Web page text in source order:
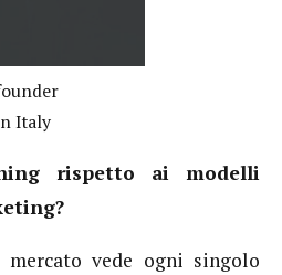
Italy
rispetto ai modelli
vede ogni singolo